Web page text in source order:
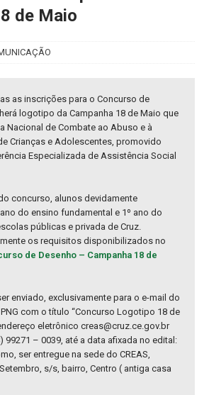
de Maio
as inscrições para o Concurso de
logotipo da Campanha 18 de Maio que
Nacional de Combate ao Abuso e à
Crianças e Adolescentes, promovido
Especializada de Assistência Social
concurso, alunos devidamente
do ensino fundamental e 1º ano do
públicas e privada de Cruz.
os requisitos disponibilizados no
de Desenho – Campanha 18 de
enviado, exclusivamente para o e-mail do
com o título “Concurso Logotipo 18 de
eletrônico creas@cruz.ce.gov.br
99271 – 0039, até a data afixada no edital:
ser entregue na sede do CREAS,
s/s, bairro, Centro ( antiga casa